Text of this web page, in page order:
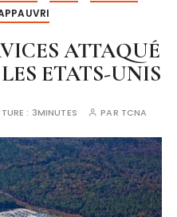
ATTAQUÉ
ETATS-UNIS
: 3MINUTES PAR TCNA